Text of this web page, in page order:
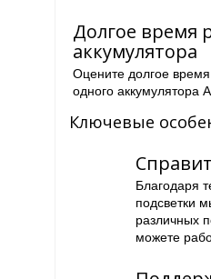
Долгое время
аккумулятора
Оцените долгое
одного аккумулятора
Ключевые
Благодаря
подсветки
различных
можете